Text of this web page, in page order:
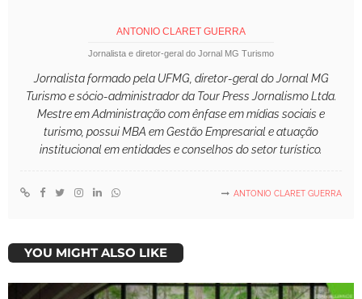
ANTONIO CLARET GUERRA
Jornalista e diretor-geral do Jornal MG Turismo
Jornalista formado pela UFMG, diretor-geral do Jornal MG
Turismo e sócio-administrador da Tour Press Jornalismo Ltda.
Mestre em Administração com ênfase em mídias sociais e
turismo, possui MBA em Gestão Empresarial e atuação
institucional em entidades e conselhos do setor turístico.
ANTONIO CLARET GUERRA
YOU MIGHT ALSO LIKE